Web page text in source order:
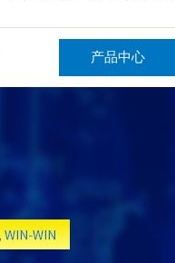
产品中心